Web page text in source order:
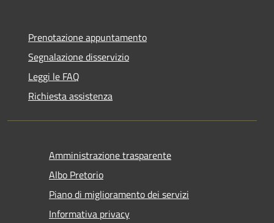
Prenotazione appuntamento
Segnalazione disservizio
Leggi le FAQ
Richiesta assistenza
Amministrazione trasparente
Albo Pretorio
Piano di miglioramento dei servizi
Informativa privacy